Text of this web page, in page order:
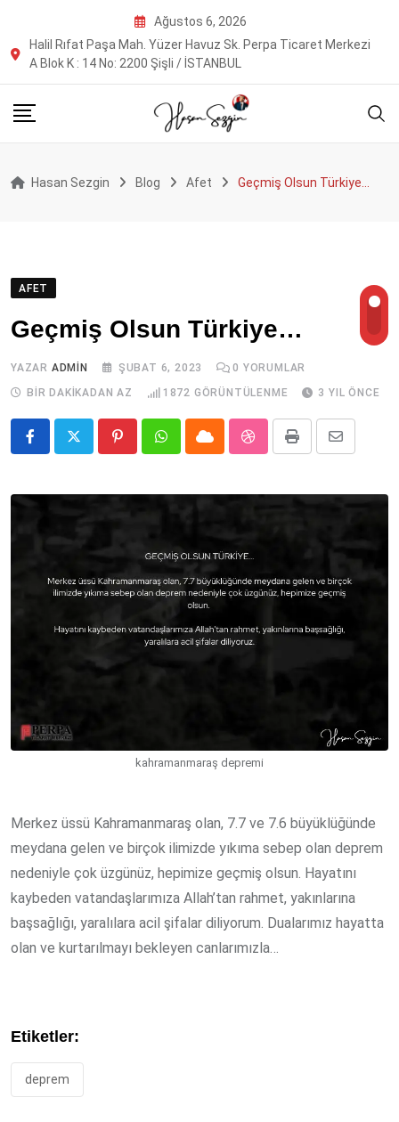
content
Ağustos 6, 2026
Halil Rıfat Paşa Mah. Yüzer Havuz Sk. Perpa Ticaret Merkezi
A Blok K : 14 No: 2200 Şişli / İSTANBUL
Hasan Sezgin Blog Afet Geçmiş Olsun Türkiye…
AFET
Geçmiş Olsun Türkiye…
YAZAR ADMIN ŞUBAT 6, 2023 0 YORUMLAR
BIR DAKIKADAN AZ
1872 GÖRÜNTÜLENME 3 YIL ÖNCE
PinterestWhatsappCloud StumbleUpon
Print
Share
Email
kahramanmaraş depremi
Merkez üssü Kahramanmaraş olan, 7.7 ve 7.6 büyüklüğünde
meydana gelen ve birçok ilimizde yıkıma sebep olan deprem
nedeniyle çok üzgünüz, hepimize geçmiş olsun. Hayatını
kaybeden vatandaşlarımıza Allah’tan rahmet, yakınlarına
başsağlığı, yaralılara acil şifalar diliyorum. Dualarımız hayatta
olan ve kurtarılmayı bekleyen canlarımızla…
Etiketler:
deprem